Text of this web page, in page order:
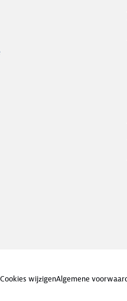
Cookies wijzigenAlgemene